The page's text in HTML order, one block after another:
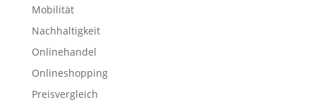
Mobilität
Nachhaltigkeit
Onlinehandel
Onlineshopping
Preisvergleich